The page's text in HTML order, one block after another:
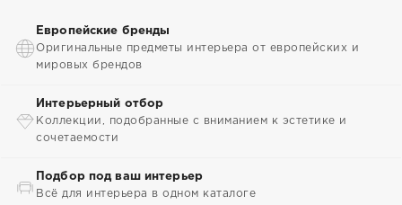
Европейские бренды
Оригинальные предметы интерьера от европейских и
мировых брендов
Интерьерный отбор
Коллекции, подобранные с вниманием к эстетике и
сочетаемости
Подбор под ваш интерьер
Всё для интерьера в одном каталоге